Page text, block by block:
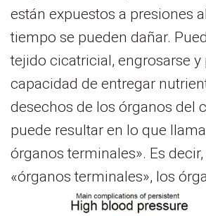
están expuestos a presiones
tiempo se pueden dañar.
tejido cicatricial, engrosarse y
capacidad de entregar
desechos de los órganos del
puede resultar en lo que
órganos terminales». Es
«órganos terminales», los